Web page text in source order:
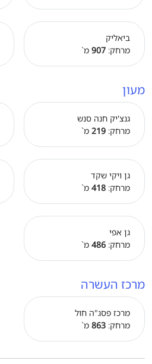
ביאליק
מרחק: 907 מ`
מעון
גנצ'יק חנה סנש
מרחק: 219 מ`
גן ויקי שקד
מרחק: 418 מ`
גן אפי
מרחק: 486 מ`
מרכז העשרה
מרכז פסג"ה חול
מרחק: 863 מ`